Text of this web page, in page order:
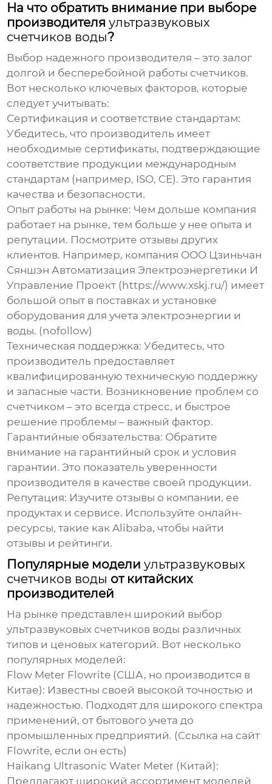
На что обратить внимание при выборе
производителяультразвуковых
счетчиков воды?
Выбор надежного производителя – это залог
долгой и бесперебойной работы счетчиков.
Вот несколько ключевых факторов, которые
следует учитывать:
Сертификация и соответствие стандартам:
Убедитесь, что производитель имеет
необходимые сертификаты, подтверждающие
соответствие продукции международным
стандартам (например, ISO, CE). Это гарантия
качества и безопасности.
Опыт работы на рынке: Чем дольше компания
работает на рынке, тем больше у нее опыта и
репутации. Посмотрите отзывы других
клиентов. Например, компания ООО Цзиньчан
Сяншэн Автоматизация Электроэнергетики И
Управление Проект (https://www.xskj.ru/) имеет
большой опыт в поставках и установке
оборудования для учета электроэнергии и
воды. (nofollow)
Техническая поддержка: Убедитесь, что
производитель предоставляет
квалифицированную техническую поддержку
и запасные части. Возникновение проблем со
счетчиком – это всегда стресс, и быстрое
решение проблемы – важный фактор.
Гарантийные обязательства: Обратите
внимание на гарантийный срок и условия
гарантии. Это показатель уверенности
производителя в качестве своей продукции.
Репутация: Изучите отзывы о компании, ее
продуктах и сервисе. Используйте онлайн-
ресурсы, такие как Alibaba, чтобы найти
отзывы и рейтинги.
Популярные моделиультразвуковых
счетчиков воды от китайских
производителей
На рынке представлен широкий выбор
ультразвуковых счетчиков воды различных
типов и ценовых категорий. Вот несколько
популярных моделей:
Flow Meter Flowrite (США, но производится в
Китае): Известны своей высокой точностью и
надежностью. Подходят для широкого спектра
применений, от бытового учета до
промышленных предприятий. (Ссылка на сайт
Flowrite, если он есть)
Haikang Ultrasonic Water Meter (Китай):
Предлагают широкий ассортимент моделей